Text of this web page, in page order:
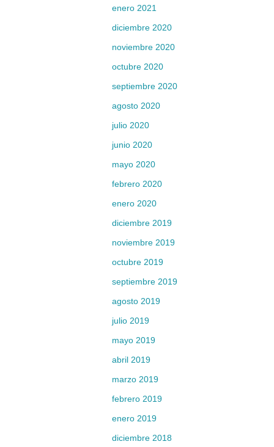
enero 2021
diciembre 2020
noviembre 2020
octubre 2020
septiembre 2020
agosto 2020
julio 2020
junio 2020
mayo 2020
febrero 2020
enero 2020
diciembre 2019
noviembre 2019
octubre 2019
septiembre 2019
agosto 2019
julio 2019
mayo 2019
abril 2019
marzo 2019
febrero 2019
enero 2019
diciembre 2018